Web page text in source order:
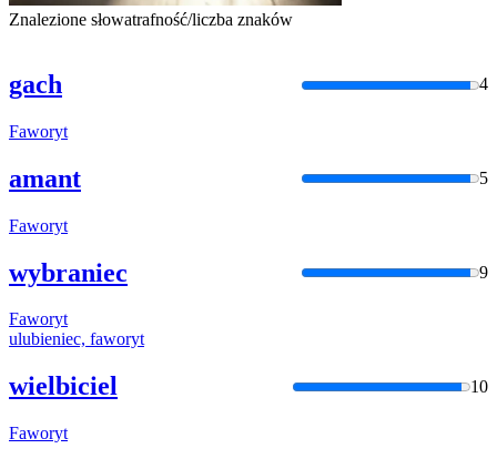
Znalezione słowatrafność/liczba znaków
gach 4
Faworyt
amant 5
Faworyt
wybraniec 9
Faworyt
ulubieniec, faworyt
wielbiciel 10
Faworyt